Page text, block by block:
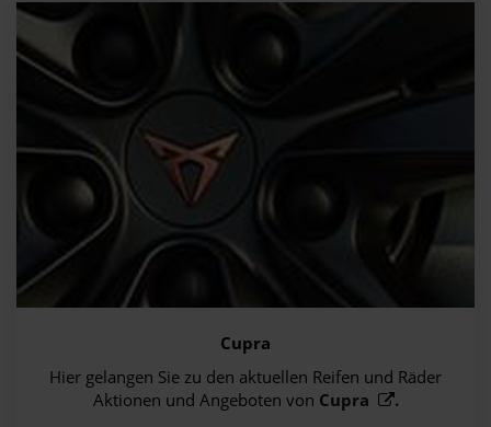
Cupra
Hier gelangen Sie zu den aktuellen Reifen und Räder
Aktionen und Angeboten von Cupra .